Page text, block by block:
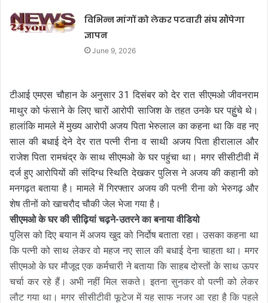
विभिन्न मांगों को लेकर पटवारी संघ सौंपेगा
ज्ञापन
June 9, 2026
टीआई एमएस चौहान के अनुसार 31 दिसंबर को देर रात सीएमओ जीवनराम
माथुर को फंसाने के लिए चारों आरोपी साजिश के तहत उनके घर पह़ुुंचे थे।
हालांकि मामले में मुख्य आरोपी अजय पिता भेरुलाल का कहना था कि वह नए
साल की बधाई देने देर रात पत्नी रीना व साथी अजय पिता हीरालाल और
राजेश पिता रामचंद्र के साथ सीएमओ के घर पहुंचा था। मगर सीसीटीवी में
दर्ज हुए आरोपियों की संदिग्ध स्थिति देखकर पुलिस ने अजय की कहानी को
मनगढ़त बताया है। मामले में गिरफ्तार अजय की पत्नी रीना काे भेरुगढ़ और
शेष तीनों को खाचरौद चौकी जेल भेजा गया है।
सीएमओ के घर की सीढ़ियां चढ़ने-उतरने का बनाया वीडियो
पुलिस को दिए बयान में अजय खुद को निर्दोष बताता रहा। उसका कहना था
कि पत्नी को साथ लेकर वो महज नए साल की बधाई देना चाहता था। मगर
सीएमओ के घर मौजूद एक कर्मचारी ने बताया कि साहब दोस्तों के साथ ऊपर
चर्चा कर रहे हैं। अभी नहीं मिल सकते। इतना सुनकर वो पत्नी को लेकर
लौट गया था। मगर सीसीटीवी फूटेज में यह साफ नजर आ रहा है कि पहले